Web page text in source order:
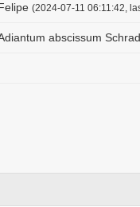
(2024-07-11 06:11:42,
abscissum